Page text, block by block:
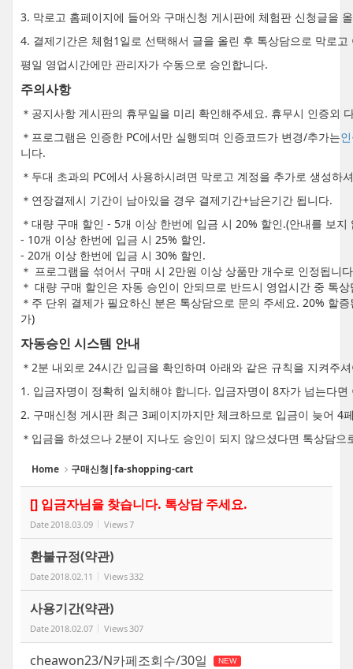
3. 막로고 홈페이지에 들어와 구매신청 게시판에 체험판 신청글을
4. 결제기간은 체험1일로 선택해서 글을 올린 후 톡상담으로 막로
평일 영업시간에만 관리자가 수동으로 승인합니다.
주의사항
＊공지사항 게시판의 휴무일을 미리 확인해주세요. 휴무시 인증외
＊프로그램은 인증한 PC에서만 실행되며 인증코드가 변경/추가는
니다.
＊두대 초과의 PC에서 사용하시려면 막로고 계정을 추가로 생성
＊연장결제시 기간이 남아있을 경우 결제기간+남은기간 됩니다.
＊대량 구매 할인 - 5개 이상 한번에 입금 시 20% 할인.(안내를 보
- 10개 이상 한번에 입금 시 25% 할인.
- 20개 이상 한번에 입금 시 30% 할인.
＊ 프로그램을 섞어서 구매 시 2만원 이상 상품만 개수로 인정됩니
＊ 대량 구매 할인은 자동 승인이 안되므로 반드시 영업시간 중 톡
＊주 단위 결제가 필요하신 분은 톡상담으로 문의 주세요. 20% 할
가)
자동승인 시스템 안내
＊2분 내외로 24시간 입금을 확인하며 아래와 같은 규칙을 지켜주
1. 입금자명이 정확히 일치해야 합니다. 입금자명이 8자가 넘는다
2. 구매신청 게시판 최근 3페이지까지만 체크하므로 입금이 늦어 4
＊입금을 하셨으나 2분이 지나도 승인이 되지 않으셨다면 톡상담
Home 구매신청|fa-shopping-cart
[] 입금자님을 찾습니다. 톡상담 주세요.
Date 2018.03.09 Views7
환불규정(약관)
Date 2018.02.11 Views 332
사용기간(약관)
Date 2018.02.07 Views 307
cheawon23/N카페조회수/30일 NEW